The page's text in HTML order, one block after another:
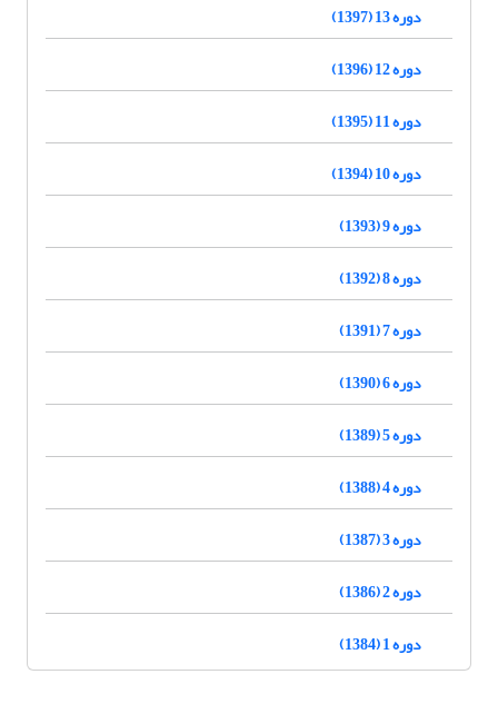
دوره 13 (1397)
دوره 12 (1396)
دوره 11 (1395)
دوره 10 (1394)
دوره 9 (1393)
دوره 8 (1392)
دوره 7 (1391)
دوره 6 (1390)
دوره 5 (1389)
دوره 4 (1388)
دوره 3 (1387)
دوره 2 (1386)
دوره 1 (1384)